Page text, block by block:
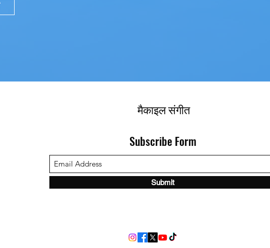
मैकाइल संगीत
Subscribe Form
Submit